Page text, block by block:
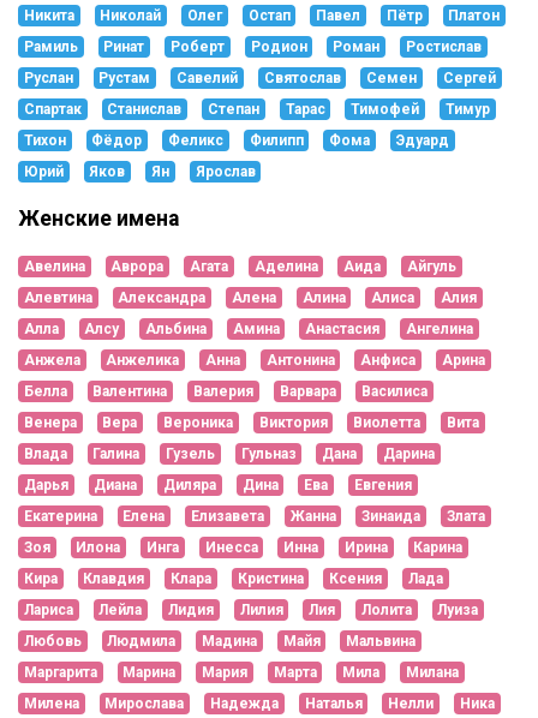
Никита
Николай Олег Остап Павел Пётр
Платон
Рамиль
Ринат Роберт Родион Роман
Ростислав
Руслан
Рустам Савелий Святослав Семен
Сергей
Спартак
Станислав Степан Тарас Тимофей
Тимур
Тихон
Фёдор Феликс Филипп Фома
Эдуард
Юрий
Яков Ян Ярослав
Женские имена
Авелина Аврора Агата Аделина Аида
Айгуль
Алевтина
Александра Алена Алина Алиса
Алия
Алла
Алсу Альбина Амина Анастасия
Ангелина
Анжела
Анжелика Анна Антонина Анфиса
Арина
Белла
Валентина Валерия Варвара
Василиса
Венера
Вера Вероника Виктория Виолетта
Вита
Влада
Галина Гузель Гульназ Дана
Дарина
Дарья
Диана Диляра Дина Ева
Евгения
Екатерина
Елена Елизавета Жанна Зинаида
Злата
Зоя
Илона Инга Инесса Инна Ирина
Карина
Кира
Клавдия Клара Кристина Ксения
Лада
Лариса
Лейла Лидия Лилия Лия Лолита
Луиза
Любовь
Людмила Мадина Майя
Мальвина
Маргарита
Марина Мария Марта Мила
Милана
Милена
Мирослава Надежда Наталья Нелли Ника